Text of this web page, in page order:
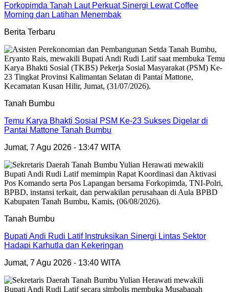
Forkopimda Tanah Laut Perkuat Sinergi Lewat Coffee
Morning dan Latihan Menembak
Berita Terbaru
Tanah Bumbu
Temu Karya Bhakti Sosial PSM Ke-23 Sukses Digelar di
Pantai Mattone Tanah Bumbu
Jumat, 7 Agu 2026 - 13:47 WITA
Tanah Bumbu
Bupati Andi Rudi Latif Instruksikan Sinergi Lintas Sektor
Hadapi Karhutla dan Kekeringan
Jumat, 7 Agu 2026 - 13:40 WITA